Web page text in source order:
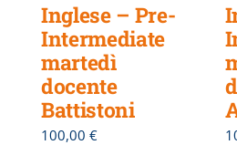
Inglese – Pre-
Intermediate
martedì
docente
Battistoni
100,00 €